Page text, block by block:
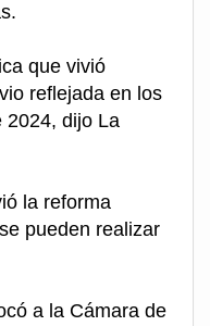
que vivió
reflejada en los
2024, dijo La
la reforma
pueden realizar
a la Cámara de